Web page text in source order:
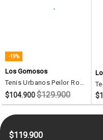
-19%
Los Gomosos
Tenis Urbanos Peilor Rosa Los Gomosos Para Niña
$104.900$129.900
$119.900